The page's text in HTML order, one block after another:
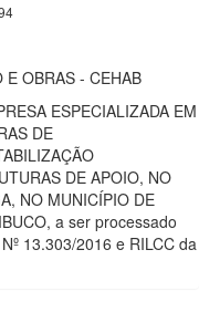
E OBRAS - CEHAB
ESPECIALIZADA EM
DE
DE APOIO, NO
NO MUNICÍPIO DE
a ser processado
13.303/2016 e RILCC da